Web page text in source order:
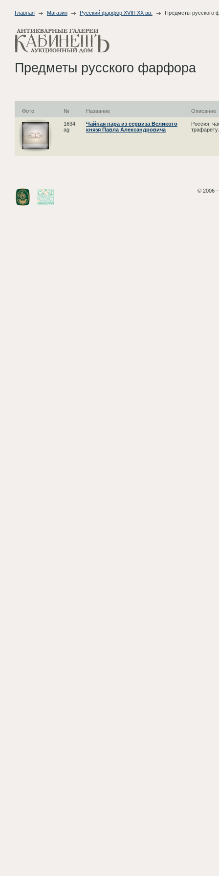
Главная Магазин Русский фарфор XVIII-XX вв. Предметы русского
Предметы русского фарфора
Фото № Название Описание
1634
ag
Чайная пара из сервиза Великого
князя Павла Александровича
Россия,
© 2006